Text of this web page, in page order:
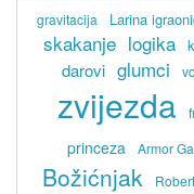
gravitacija Larina
skakanje logika
darovi glumci
zvijezda
princeza Armor
Božićnjak